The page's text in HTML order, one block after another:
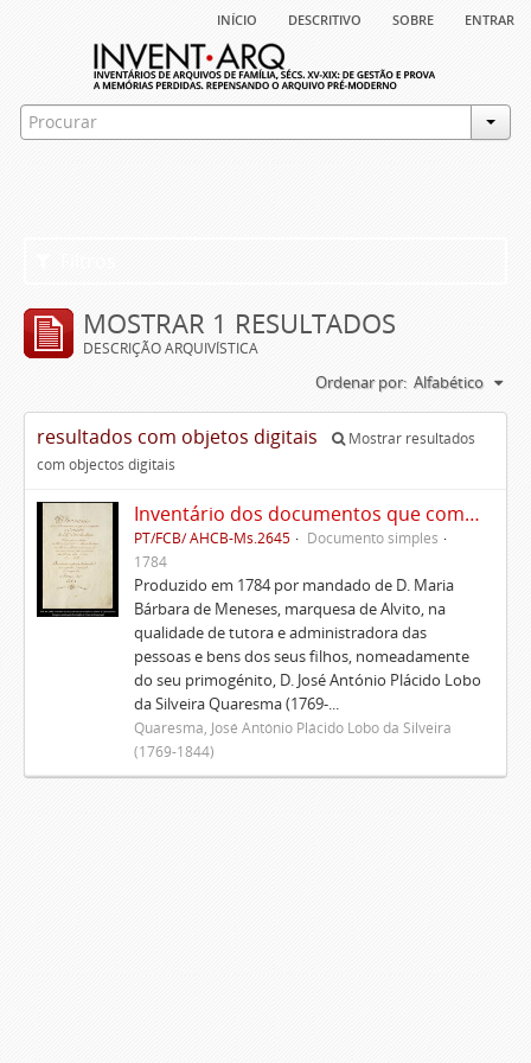
início descritivo sobre entrar
MOSTRAR 1 RESULTADOS
DESCRIÇÃO ARQUIVÍSTICA
Ordenar por: Alfabético
resultados com objetos digitais
Mostrar resultados
com objectos digitais
Inventário dos documentos que compõem o cartório da Casa de Alvito
PT/FCB/ AHCB-Ms.2645
Documento simples
1784
Produzido em 1784 por mandado de D. Maria
Bárbara de Meneses, marquesa de Alvito, na
qualidade de tutora e administradora das
pessoas e bens dos seus filhos, nomeadamente
do seu primogénito, D. José António Plácido Lobo
da Silveira Quaresma (1769-...
Quaresma, José António Plácido Lobo da Silveira
(1769-1844)